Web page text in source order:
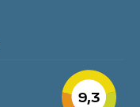
9,3